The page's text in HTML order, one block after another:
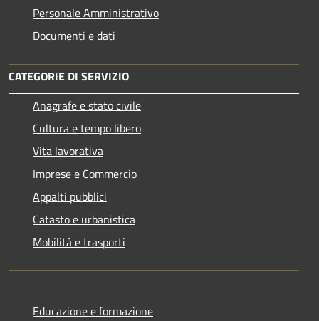
Personale Amministrativo
Documenti e dati
CATEGORIE DI SERVIZIO
Anagrafe e stato civile
Cultura e tempo libero
Vita lavorativa
Imprese e Commercio
Appalti pubblici
Catasto e urbanistica
Mobilità e trasporti
Educazione e formazione